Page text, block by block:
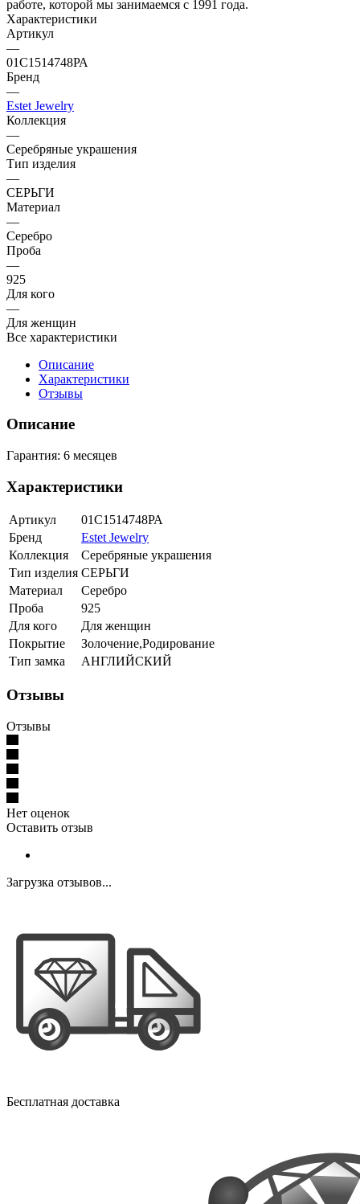
работе, которой мы занимаемся с 1991 года.
Характеристики
Артикул
—
01С1514748РА
Бренд
—
Estet Jewelry
Коллекция
—
Серебряные украшения
Тип изделия
—
СЕРЬГИ
Материал
—
Серебро
Проба
—
925
Для кого
—
Для женщин
Все характеристики
Описание
Характеристики
Отзывы
Описание
Гарантия: 6 месяцев
Характеристики
Артикул
01С1514748РА
Бренд
Estet Jewelry
Коллекция
Серебряные украшения
Тип изделия СЕРЬГИ
Материал
Серебро
Проба
925
Для кого
Для женщин
Покрытие
Золочение,Родирование
Тип замка
АНГЛИЙСКИЙ
Отзывы
Отзывы
Нет оценок
Оставить отзыв
Загрузка отзывов...
Бесплатная доставка